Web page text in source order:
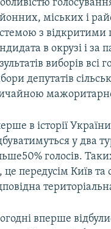
міських і
з відкритими
в окрузі і за
виборів всі
депутатів
в історії
у два
голосів.
це передусім Київ
вперше